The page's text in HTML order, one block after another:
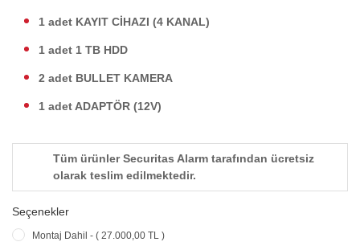
1 adet KAYIT CİHAZI (4 KANAL)
1 adet 1 TB HDD
2 adet BULLET KAMERA
1 adet ADAPTÖR (12V)
Tüm ürünler Securitas Alarm tarafından ücretsiz
olarak teslim edilmektedir.
Seçenekler
Montaj Dahil - ( 27.000,00 TL )